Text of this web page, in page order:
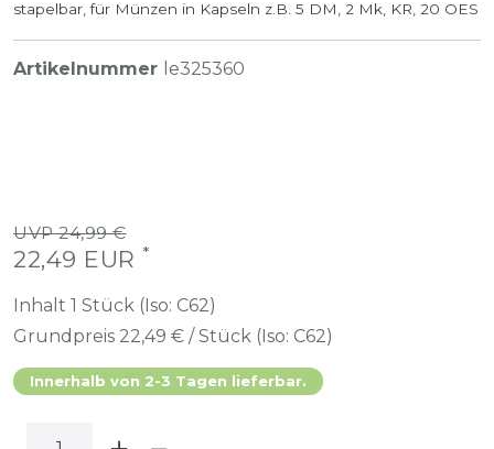
stapelbar, für Münzen in Kapseln z.B. 5 DM, 2 Mk, KR, 20 OES
Artikelnummer le325360
UVP 24,99 €
22,49 EUR *
Inhalt 1 Stück (Iso: C62)
Grundpreis 22,49 € / Stück (Iso: C62)
Innerhalb von 2-3 Tagen lieferbar.